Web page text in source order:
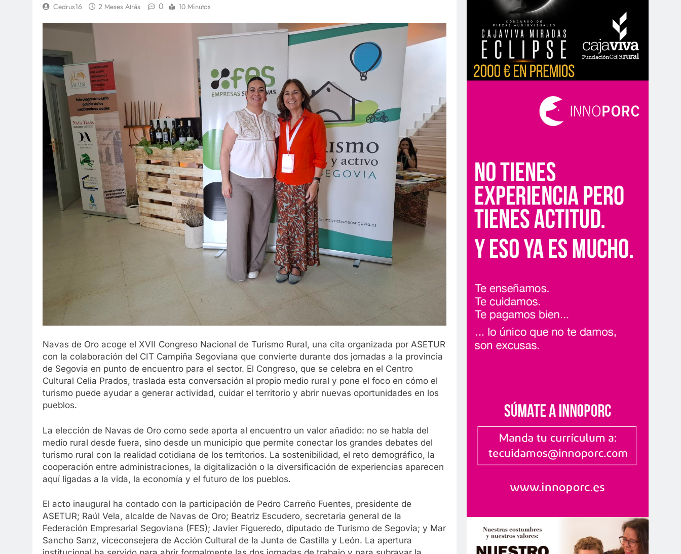
Cedrus16 2 Meses Atrás 0 10 Minutos
Navas de Oro acoge el XVII Congreso Nacional de Turismo Rural, una cita organizada por ASETUR
con la colaboración del CIT Campiña Segoviana que convierte durante dos jornadas a la provincia
de Segovia en punto de encuentro para el sector. El Congreso, que se celebra en el Centro
Cultural Celia Prados, traslada esta conversación al propio medio rural y pone el foco en cómo el
turismo puede ayudar a generar actividad, cuidar el territorio y abrir nuevas oportunidades en los
pueblos.
La elección de Navas de Oro como sede aporta al encuentro un valor añadido: no se habla del
medio rural desde fuera, sino desde un municipio que permite conectar los grandes debates del
turismo rural con la realidad cotidiana de los territorios. La sostenibilidad, el reto demográfico, la
cooperación entre administraciones, la digitalización o la diversificación de experiencias aparecen
aquí ligadas a la vida, la economía y el futuro de los pueblos.
El acto inaugural ha contado con la participación de Pedro Carreño Fuentes, presidente de
ASETUR; Raúl Vela, alcalde de Navas de Oro; Beatriz Escudero, secretaria general de la
Federación Empresarial Segoviana (FES); Javier Figueredo, diputado de Turismo de Segovia; y Mar
Sancho Sanz, viceconsejera de Acción Cultural de la Junta de Castilla y León. La apertura